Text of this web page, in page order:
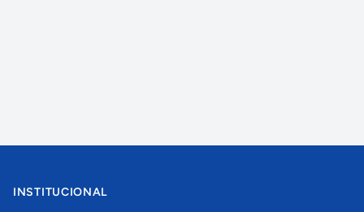
INSTITUCIONAL